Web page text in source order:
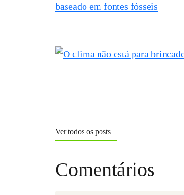
Ver todos os posts
Comentários